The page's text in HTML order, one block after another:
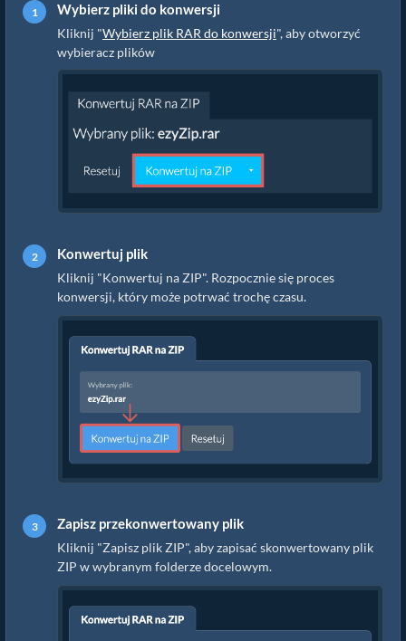
Wybierz pliki do konwersji
Kliknij "Wybierz plik RAR do konwersji", aby otworzyć
wybieracz plików
Konwertuj plik
Kliknij "Konwertuj na ZIP". Rozpocznie się proces
konwersji, który może potrwać trochę czasu.
Zapisz przekonwertowany plik
Kliknij "Zapisz plik ZIP", aby zapisać skonwertowany plik
ZIP w wybranym folderze docelowym.